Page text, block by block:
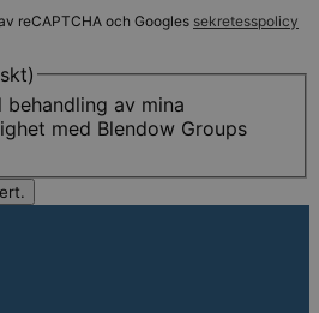
reCAPTCHA och Googles sekretesspolicy
av mina
med Blendow Groups